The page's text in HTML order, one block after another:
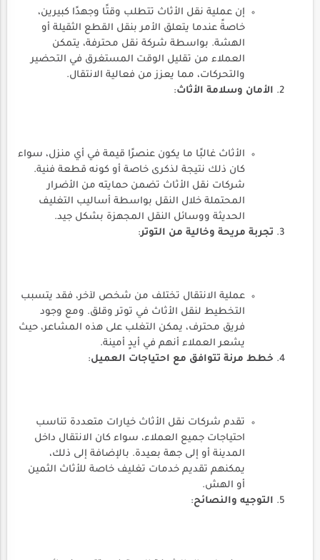
إن عملية نقل الأثاث تتطلب وقتًا وجهدًا كبيرين،
خاصةً عندما يتعلق الأمر بنقل القطع الثقيلة أو
الهشة. بواسطة شركة نقل محترفة، يتمكن
العملاء من تقليل الوقت المستغرق في التحضير
والتحركات، مما يعزز من فعالية الانتقال.
الأمان وسلامة الأثاث:
الأثاث غالبًا ما يكون عنصرًا قيمة في أي منزل، سواء
كان ذلك نتيجة لذكرى خاصة أو كونه قطعة فنية.
شركات نقل الأثاث تضمن حمايته من الأضرار
المحتملة خلال النقل بواسطة أساليب التغليف
الحديثة ووسائل النقل المجهزة بشكل جيد.
تجربة مريحة وخالية من التوتر:
عملية الانتقال تختلف من شخص لآخر، فقد يتسبب
التخطيط لنقل الأثاث في توتر وقلق. ومع وجود
فريق محترف، يمكن التغلب على هذه المشاعر، حيث
يشعر العملاء أنهم في أيدٍ أمينة.
خطط مرنة تتوافق مع احتياجات العميل:
تقدم شركات نقل الأثاث خيارات متعددة تناسب
احتياجات جميع العملاء، سواء كان الانتقال داخل
المدينة أو إلى جهة بعيدة. بالإضافة إلى ذلك،
يمكنهم تقديم خدمات تغليف خاصة للأثاث الثمين
أو الهش.
التوجيه والنصائح: